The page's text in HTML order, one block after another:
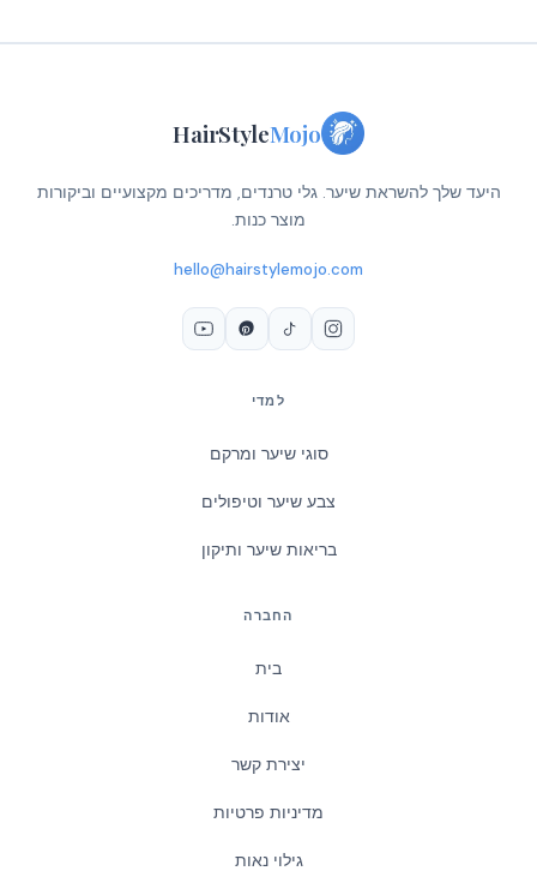
HairStyleMojo
היעד שלך להשראת שיער. גלי טרנדים, מדריכים מקצועיים וביקורות
מוצר כנות.
hello@hairstylemojo.com
למדי
סוגי שיער ומרקם
צבע שיער וטיפולים
בריאות שיער ותיקון
החברה
בית
אודות
יצירת קשר
מדיניות פרטיות
גילוי נאות